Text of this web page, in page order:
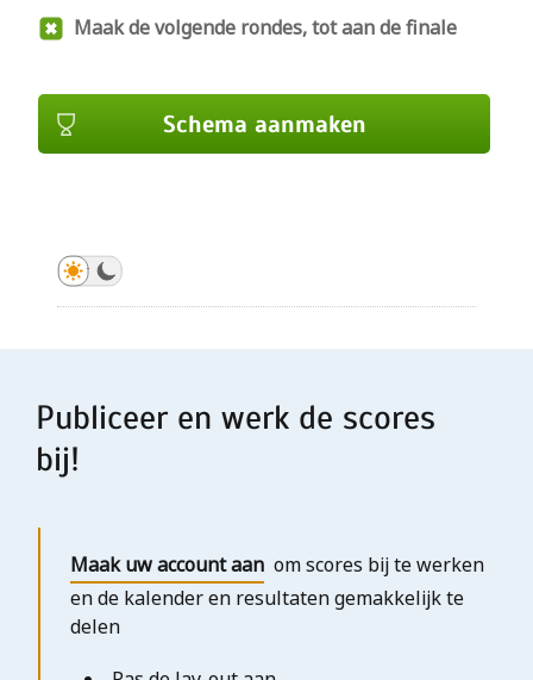
Maak de volgende rondes, tot aan de finale
Schema aanmaken
Schema aanmaken
Publiceer en werk de scores
bij!
Maak uw account aan om scores bij te werken
en de kalender en resultaten gemakkelijk te
delen